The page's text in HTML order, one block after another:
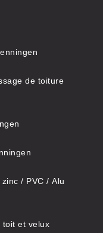
de toiture
/ PVC / Alu
toit et velux